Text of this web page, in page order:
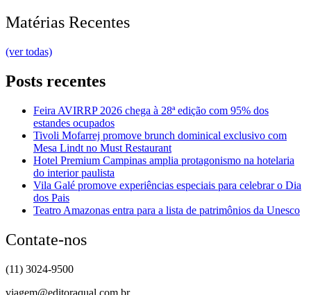
Matérias Recentes
(ver todas)
Posts recentes
Feira AVIRRP 2026 chega à 28ª edição com 95% dos
estandes ocupados
Tivoli Mofarrej promove brunch dominical exclusivo com
Mesa Lindt no Must Restaurant
Hotel Premium Campinas amplia protagonismo na hotelaria
do interior paulista
Vila Galé promove experiências especiais para celebrar o Dia
dos Pais
Teatro Amazonas entra para a lista de patrimônios da Unesco
Contate-nos
(11) 3024-9500
viagem@editoraqual.com.br